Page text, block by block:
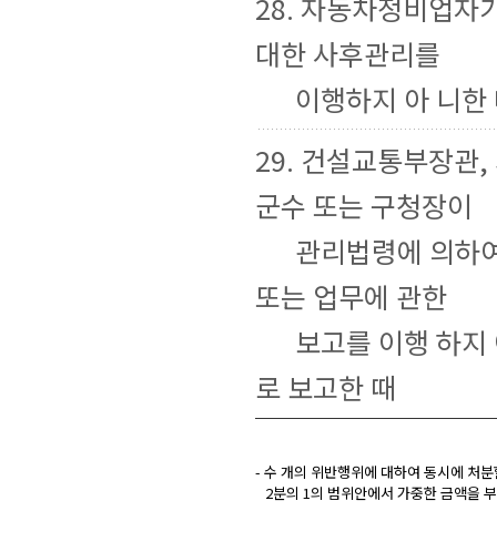
대한 사후관리를
이행하지 아 니한
29. 건설교통부장관
군수 또는 구청장이
관리법령에 의하
또는 업무에 관한
보고를 이행 하지
로 보고한 때
- 수 개의 위반행위에 대하여 동시에 처
2분의 1의 범위안에서 가중한 금액을